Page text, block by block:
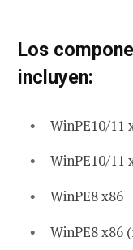
Los
incluyen:
WinPE10/11
WinPE10/11
WinPE8 x86
WinPE8 x86